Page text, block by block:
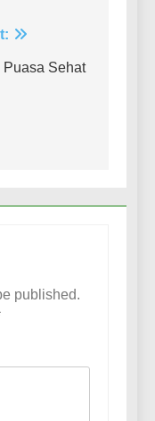
Puasa Sehat
published.